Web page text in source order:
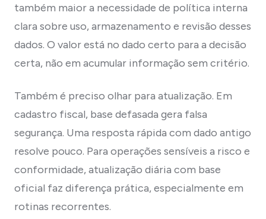
também maior a necessidade de política interna
clara sobre uso, armazenamento e revisão desses
dados. O valor está no dado certo para a decisão
certa, não em acumular informação sem critério.
Também é preciso olhar para atualização. Em
cadastro fiscal, base defasada gera falsa
segurança. Uma resposta rápida com dado antigo
resolve pouco. Para operações sensíveis a risco e
conformidade, atualização diária com base
oficial faz diferença prática, especialmente em
rotinas recorrentes.